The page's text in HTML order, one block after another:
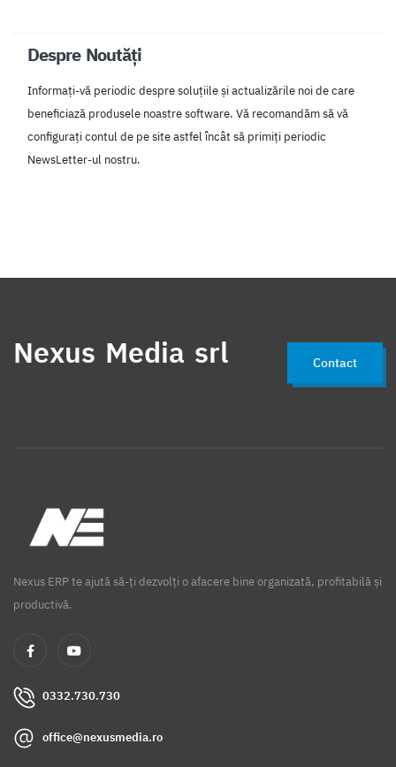
Despre Noutăți
Informați-vă periodic despre soluțiile și actualizările noi de care
beneficiază produsele noastre software. Vă recomandăm să vă
configurați contul de pe site astfel încât să primiți periodic
NewsLetter-ul nostru.
Nexus Media srl Contact
Nexus ERP te ajută să-ți dezvolți o afacere bine organizată, profitabilă și
productivă.
0332.730.730
office@nexusmedia.ro